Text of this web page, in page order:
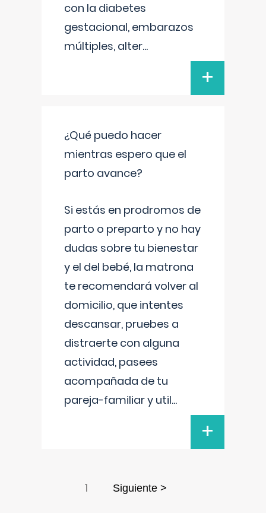
con la diabetes
gestacional, embarazos
múltiples, alter...
+
¿Qué puedo hacer
mientras espero que el
parto avance?
Si estás en prodromos de
parto o preparto y no hay
dudas sobre tu bienestar
y el del bebé, la matrona
te recomendará volver al
domicilio, que intentes
descansar, pruebes a
distraerte con alguna
actividad, pasees
acompañada de tu
pareja-familiar y util...
+
1 Siguiente >